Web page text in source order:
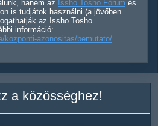
hanem az Issho Tosho Fórum és
is tudjátok használni (a jövőben
az Issho Tosho
információ:
kozponti-azonositas/bemutato/
a közösséghez!